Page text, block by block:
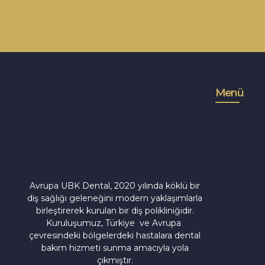
Avrupa UBK Dental, 2020 yılında köklü bir
diş sağlığı geleneğini modern yaklaşımlarla
birleştirerek kurulan bir diş polikliniğidir.
Kuruluşumuz, Türkiye ve Avrupa
çevresindeki bölgelerdeki hastalara dental
bakım hizmeti sunma amacıyla yola
çıkmıştır.
Menü